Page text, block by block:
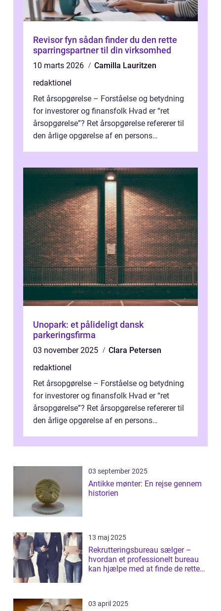
Revisor fyn sådan finder du den rette
sparringspartner til din virksomhed
10 marts 2026
Camilla Lauritzen
redaktionel
Ret årsopgørelse – Forståelse og betydning
for investorer og finansfolk Hvad er “ret
årsopgørelse”? Ret årsopgørelse refererer til
den årlige opgørelse af en persons
Unopark: et pålideligt dansk
parkeringsfirma
03 november 2025
Clara Petersen
redaktionel
Ret årsopgørelse – Forståelse og betydning
for investorer og finansfolk Hvad er “ret
årsopgørelse”? Ret årsopgørelse refererer til
den årlige opgørelse af en persons
03 september 2025
Antikke mønter: En rejse gennem
historien
13 maj 2025
Rekrutteringsbureau sælger –
hvordan et professionelt bureau
kan hjælpe med at finde de rette
03 april 2025